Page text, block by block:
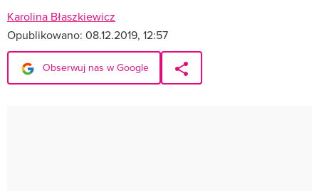
Karolina Błaszkiewicz
Opublikowano: 08.12.2019, 12:57
Obserwuj nas w Google